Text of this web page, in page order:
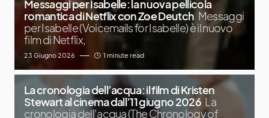
Messaggi per Isabelle: la nuova pellicola
romantica di Netflix con Zoe Deutch Messaggi
per Isabelle (Voicemails for Isabelle) è il nuovo
film di Netflix,
23 Giugno 2026 1 minute read
La cronologia dell’acqua: il film di Kristen
Stewart al cinema dall’11 giugno 2026 La
cronologia dell’acqua (The Chronology of